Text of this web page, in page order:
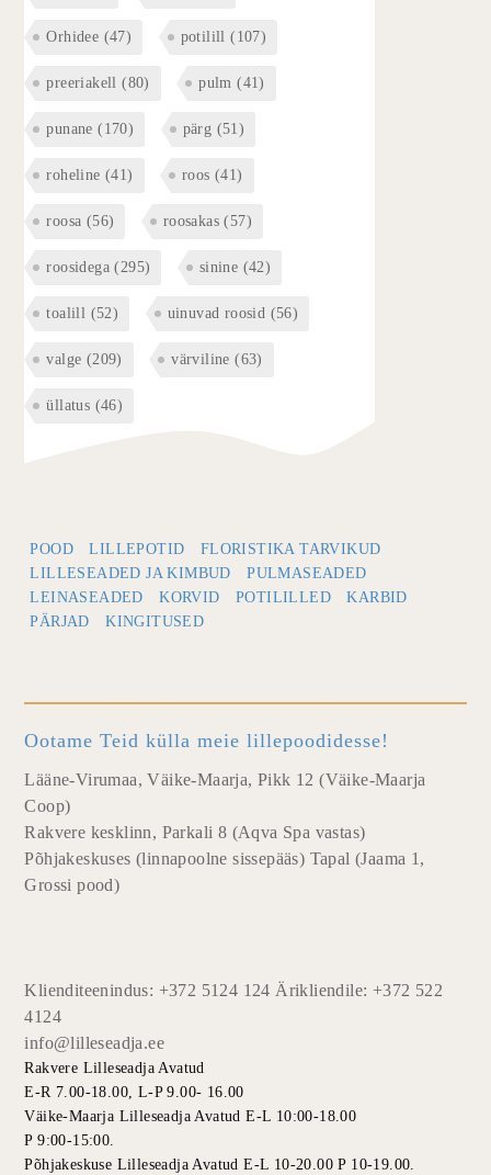
Orhidee (47) potilill (107)
preeriakell (80) pulm (41)
punane (170) pärg (51)
roheline (41) roos (41)
roosa (56) roosakas (57)
roosidega (295) sinine (42)
toalill (52) uinuvad roosid (56)
valge (209) värviline (63)
üllatus (46)
POOD LILLEPOTID
FLORISTIKA TARVIKUD
LILLESEADED JA KIMBUD
PULMASEADED
LEINASEADED
KORVID POTILILLED
KARBID
PÄRJAD
KINGITUSED
Ootame Teid külla meie lillepoodidesse!
Lääne-Virumaa, Väike-Maarja, Pikk 12 (Väike-Maarja
Coop)
Rakvere kesklinn, Parkali 8 (Aqva Spa vastas)
Põhjakeskuses (linnapoolne sissepääs) Tapal (Jaama 1,
Grossi pood)
Klienditeenindus: +372 5124 124 Ärikliendile: +372 522
4124
info@lilleseadja.ee
Rakvere Lilleseadja Avatud
E-R 7.00-18.00, L-P 9.00- 16.00
Väike-Maarja Lilleseadja Avatud E-L 10:00-18.00
P 9:00-15:00.
Põhjakeskuse Lilleseadja Avatud E-L 10-20.00 P 10-19.00.